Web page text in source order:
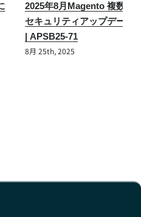
【緊急】Magento/Adobe
Commerceセキュリティ情
報「APSB26-73」が公開！
最高CVSS 10.0の脆弱性と